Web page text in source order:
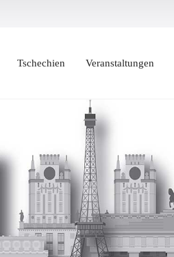
Tschechien Veranstaltungen